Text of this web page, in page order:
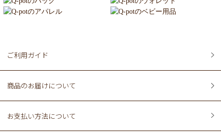
ご利用ガイド
商品のお届けについて
お支払い方法について